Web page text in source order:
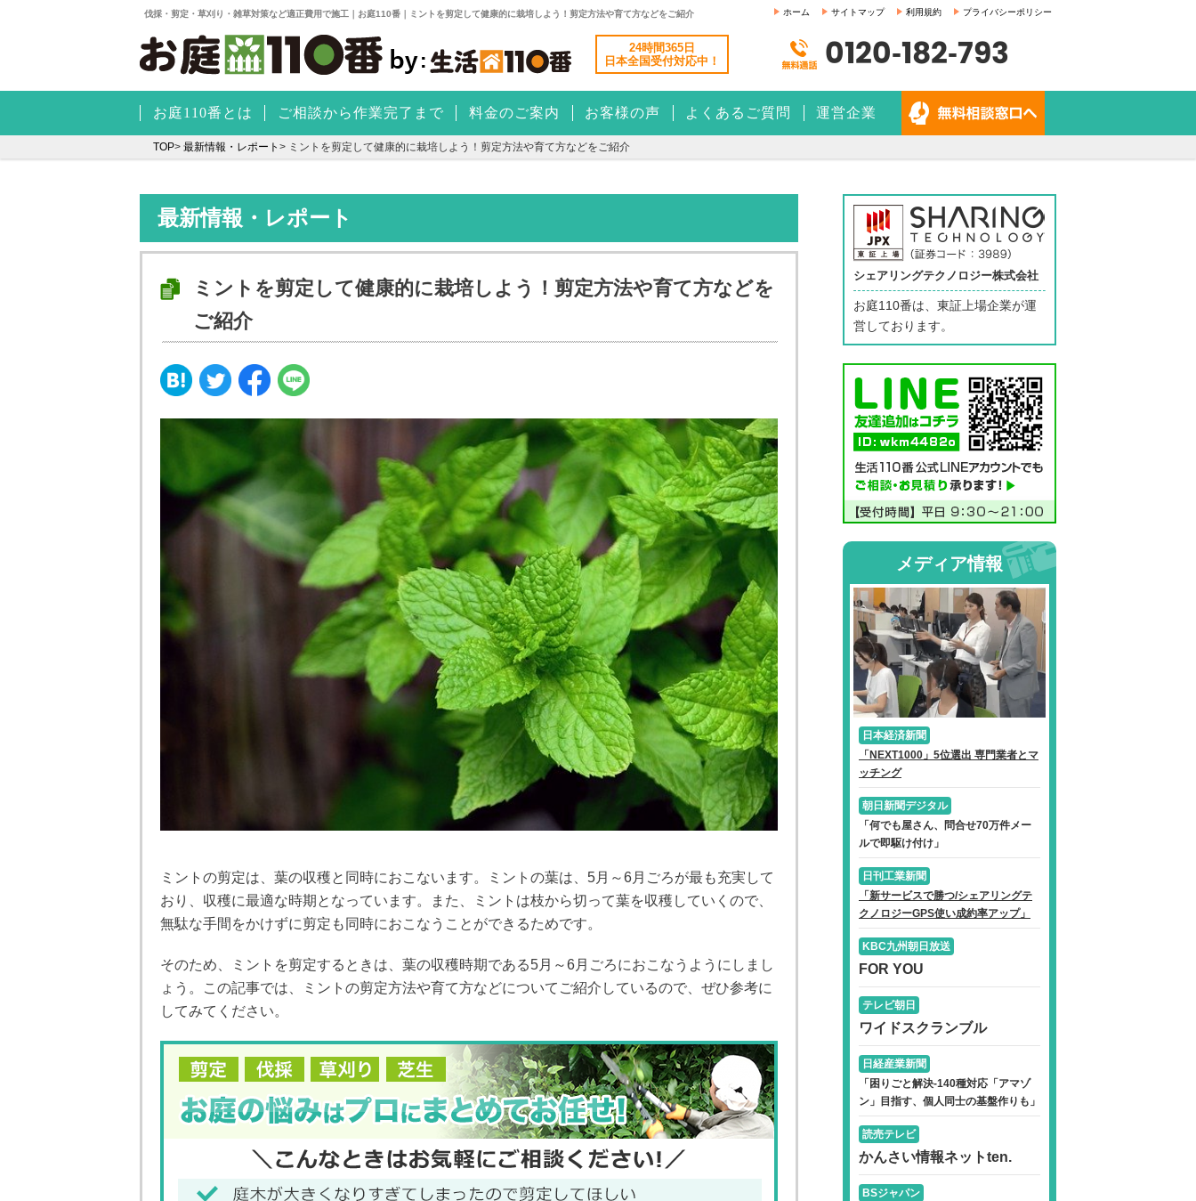
伐採・剪定・草刈り・雑草対策など適正費用で施工｜お庭110番｜ミントを剪定して健康的に栽培しよう！剪定方法や育て方などをご紹介 ホーム サイトマップ 利用規約 プライバシーポリシー
24時間365日
日本全国受付対応中！ 0120-182-793
お庭110番とは ご相談から作業完了まで 料金のご案内 お客様の声 よくあるご質問 運営企業
TOP> 最新情報・レポート > ミントを剪定して健康的に栽培しよう！剪定方法や育て方などをご紹介
最新情報・レポート
ミントを剪定して健康的に栽培しよう！剪定方法や育て方などを
ご紹介
ミントの剪定は、葉の収穫と同時におこないます。ミントの葉は、5月～6月ごろが最も充実して
おり、収穫に最適な時期となっています。また、ミントは枝から切って葉を収穫していくので、
無駄な手間をかけずに剪定も同時におこなうことができるためです。
そのため、ミントを剪定するときは、葉の収穫時期である5月～6月ごろにおこなうようにしまし
ょう。この記事では、ミントの剪定方法や育て方などについてご紹介しているので、ぜひ参考に
してみてください。
シェアリングテクノロジー株式会社
お庭110番は、東証上場企業が運
営しております。
メディア情報
日本経済新聞
「NEXT1000」5位選出 専門業者とマ
ッチング
朝日新聞デジタル
「何でも屋さん、問合せ70万件メー
ルで即駆け付け」
日刊工業新聞
「新サービスで勝つ/シェアリングテ
クノロジーGPS使い成約率アップ」
KBC九州朝日放送
FOR YOU
テレビ朝日
ワイドスクランブル
日経産業新聞
「困りごと解決-140種対応「アマゾ
ン」目指す、個人同士の基盤作りも」
読売テレビ
かんさい情報ネットten.
BSジャパン